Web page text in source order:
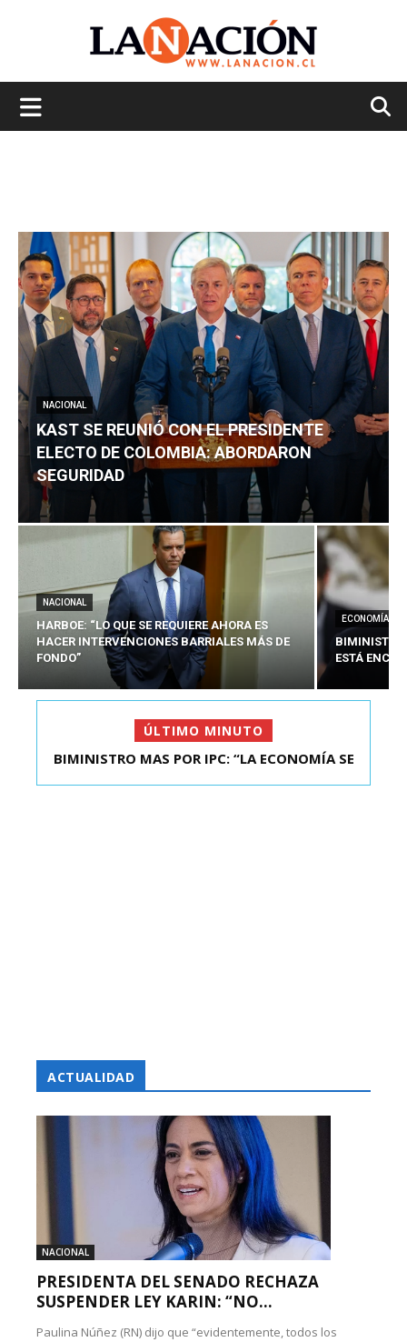
NACIONAL
KAST SE REUNIÓ CON EL PRESIDENTE
ELECTO DE COLOMBIA: ABORDARON
SEGURIDAD
NACIONAL
HARBOE: “LO QUE SE REQUIERE AHORA ES
HACER INTERVENCIONES BARRIALES MÁS DE
FONDO”
ECONOMÍA
BIMINISTRO
ESTÁ
ÚLTIMO MINUTO
KAST SE REUNIÓ CON EL PRESIDENTE ELECTO DE
BIMINISTRO MAS POR IPC: “LA ECONOMÍA SE
ACTUALIDAD
NACIONAL
PRESIDENTA DEL SENADO RECHAZA
SUSPENDER LEY KARIN: “NO...
Paulina Núñez (RN) dijo que “evidentemente, todos los